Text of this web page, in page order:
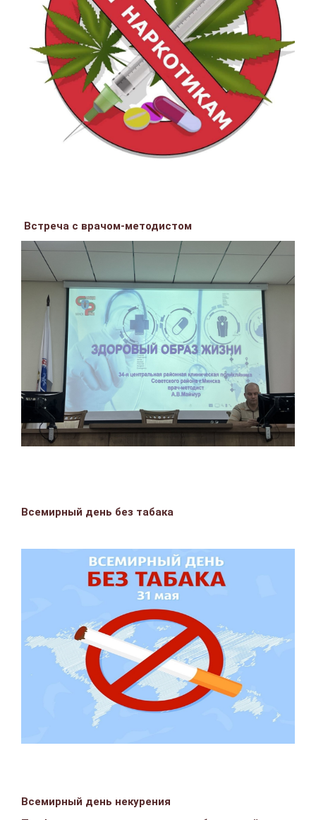
Встреча с врачом-методистом
Всемирный день без табака
Всемирный день некурения